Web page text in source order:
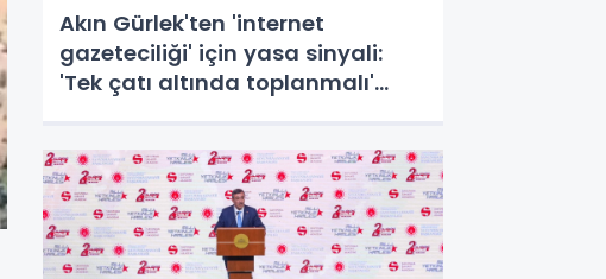
Akın Gürlek'ten 'internet
gazeteciliği' için yasa sinyali:
'Tek çatı altında toplanmalı'